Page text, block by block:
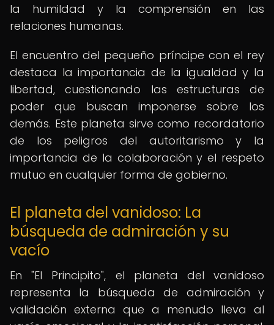
la humildad y la comprensión en las
relaciones humanas.
El encuentro del pequeño príncipe con el rey
destaca la importancia de la igualdad y la
libertad, cuestionando las estructuras de
poder que buscan imponerse sobre los
demás. Este planeta sirve como recordatorio
de los peligros del autoritarismo y la
importancia de la colaboración y el respeto
mutuo en cualquier forma de gobierno.
El planeta del vanidoso: La
búsqueda de admiración y su
vacío
En "El Principito", el planeta del vanidoso
representa la búsqueda de admiración y
validación externa que a menudo lleva al